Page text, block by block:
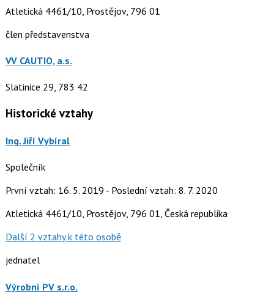
Atletická 4461/10, Prostějov, 796 01
člen představenstva
VV CAUTIO, a.s.
Slatinice 29, 783 42
Historické vztahy
Ing. Jiří Vybíral
Společník
První vztah: 16. 5. 2019 - Poslední vztah: 8. 7. 2020
Atletická 4461/10, Prostějov, 796 01, Česká republika
Další 2 vztahy k této osobě
jednatel
Výrobní PV s.r.o.